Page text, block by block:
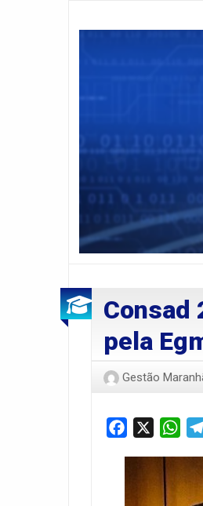
Consad
pela
Gestão
Facebook